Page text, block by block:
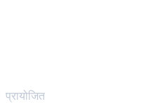
प्रायोजित